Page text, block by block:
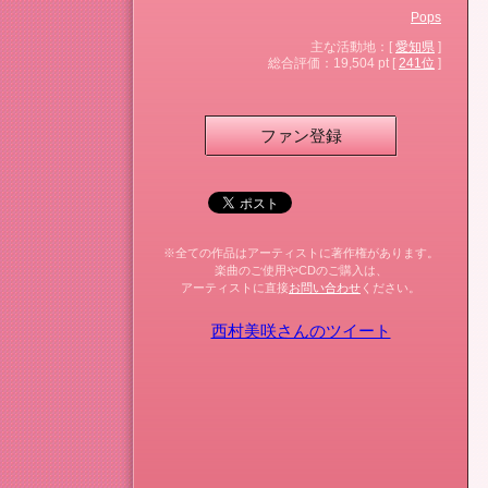
Pops
主な活動地：[ 愛知県 ]
総合評価：19,504 pt [ 241位 ]
ファン登録
※全ての作品はアーティストに著作権があります。
楽曲のご使用やCDのご購入は、
アーティストに直接お問い合わせ ください。
西村美咲さんのツイート